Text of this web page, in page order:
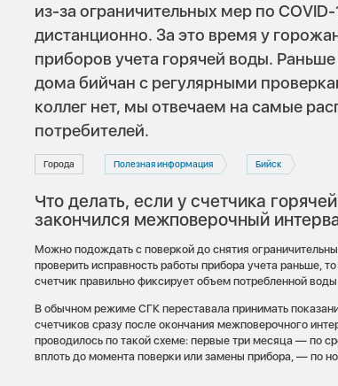
из-за ограничительных мер по
дистанционно. За это время у
приборов учета горячей воды.
дома бийчан с регулярными
коллег нет, мы отвечаем на самые
потребителей.
Города Полезная информация Бийск
Что делать, если у счетчика
закончился межповерочный
Можно подождать с поверкой до снятия
проверить исправность работы прибора учета раньше,
счетчик правильно фиксирует объем потребленной
В обычном режиме СГК переставала принимать
счетчиков сразу после окончания межповерочного
проводилось по такой схеме: первые три месяца — по
вплоть до момента поверки или замены прибора, — по